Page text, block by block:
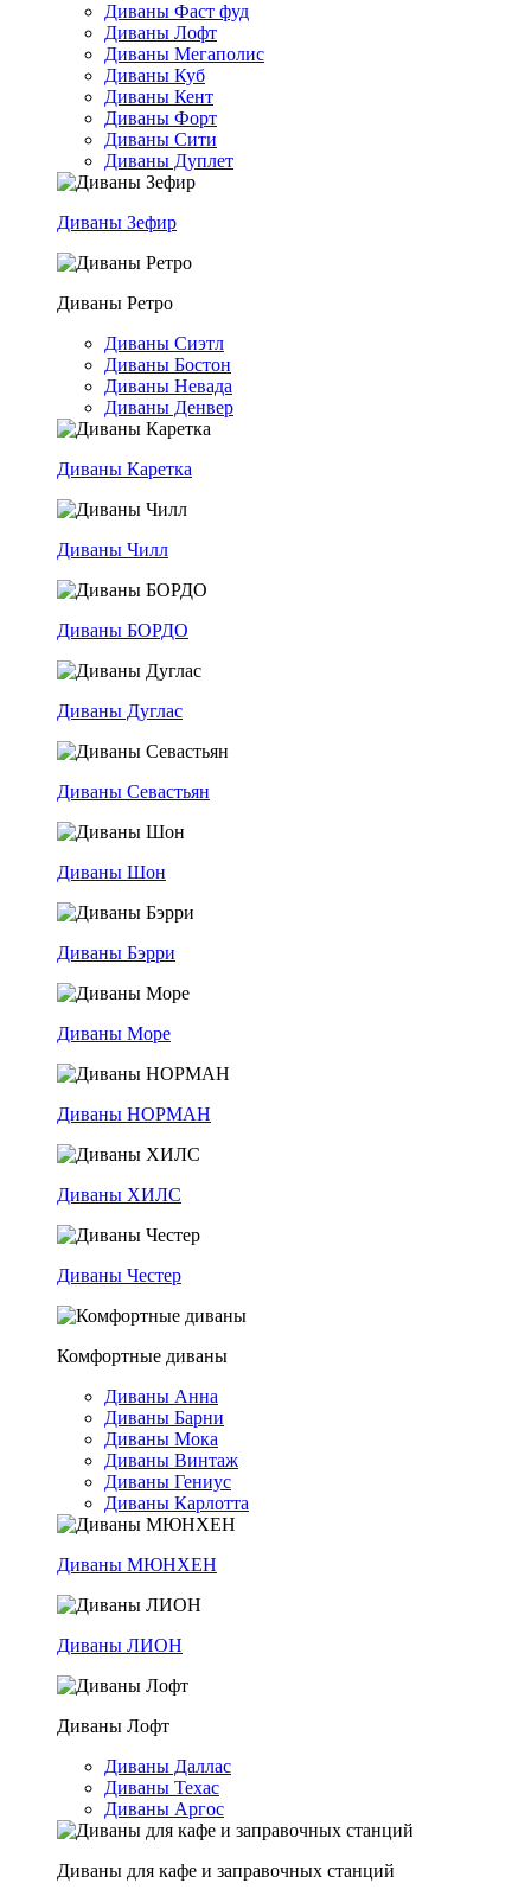
Диваны Фаст фуд
Диваны Лофт
Диваны Мегаполис
Диваны Куб
Диваны Кент
Диваны Форт
Диваны Сити
Диваны Дуплет
Диваны Зефир
Диваны Ретро
Диваны Сиэтл
Диваны Бостон
Диваны Невада
Диваны Денвер
Диваны Каретка
Диваны Чилл
Диваны БОРДО
Диваны Дуглас
Диваны Севастьян
Диваны Шон
Диваны Бэрри
Диваны Море
Диваны НОРМАН
Диваны ХИЛС
Диваны Честер
Комфортные диваны
Диваны Анна
Диваны Барни
Диваны Мока
Диваны Винтаж
Диваны Гениус
Диваны Карлотта
Диваны МЮНХЕН
Диваны ЛИОН
Диваны Лофт
Диваны Даллас
Диваны Техас
Диваны Аргос
Диваны для кафе и заправочных станций